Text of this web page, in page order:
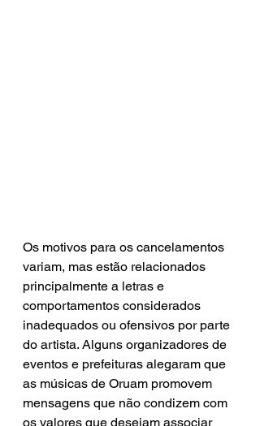
Os motivos para os cancelamentos
variam, mas estão relacionados
principalmente a letras e
comportamentos considerados
inadequados ou ofensivos por parte
do artista. Alguns organizadores de
eventos e prefeituras alegaram que
as músicas de Oruam promovem
mensagens que não condizem com
os valores que desejam associar